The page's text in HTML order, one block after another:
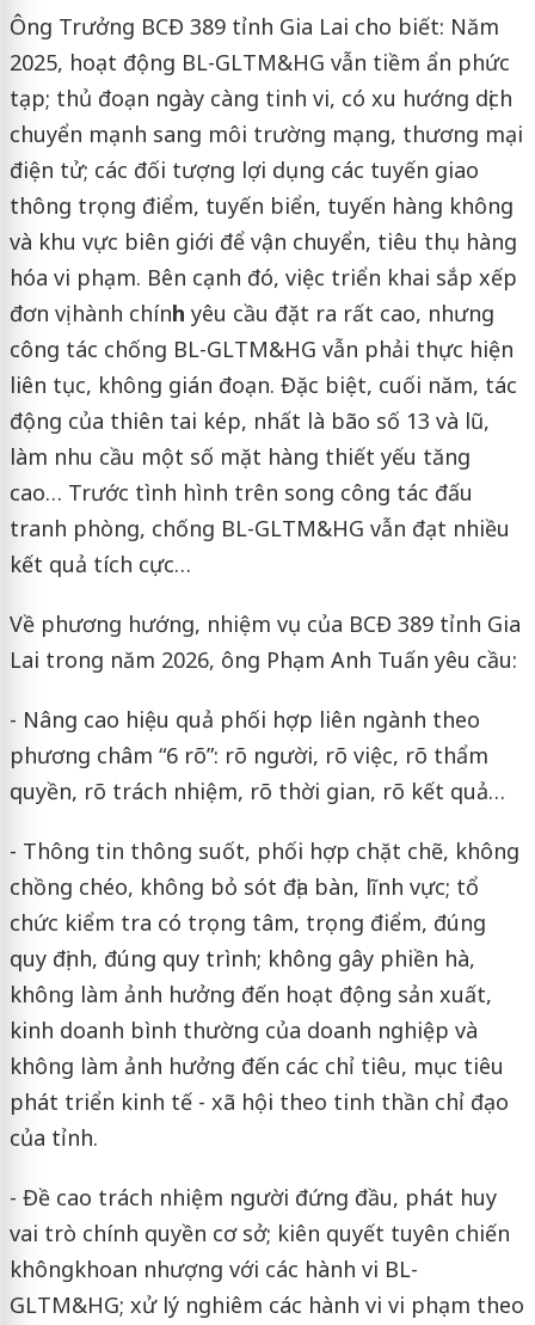
Ông Trưởng BCĐ 389 tỉnh Gia Lai cho biết: Năm
2025, hoạt động BL-GLTM&HG vẫn tiềm ẩn phức
tạp; thủ đoạn ngày càng tinh vi, có xu hướng dịch
chuyển mạnh sang môi trường mạng, thương mại
điện tử; các đối tượng lợi dụng các tuyến giao
thông trọng điểm, tuyến biển, tuyến hàng không
và khu vực biên giới để vận chuyển, tiêu thụ hàng
hóa vi phạm. Bên cạnh đó, việc triển khai sắp xếp
đơn vị hành chính yêu cầu đặt ra rất cao, nhưng
công tác chống BL-GLTM&HG vẫn phải thực hiện
liên tục, không gián đoạn. Đặc biệt, cuối năm, tác
động của thiên tai kép, nhất là bão số 13 và lũ,
làm nhu cầu một số mặt hàng thiết yếu tăng
cao… Trước tình hình trên song công tác đấu
tranh phòng, chống BL-GLTM&HG vẫn đạt nhiều
kết quả tích cực…
Về phương hướng, nhiệm vụ của BCĐ 389 tỉnh Gia
Lai trong năm 2026, ông Phạm Anh Tuấn yêu cầu:
- Nâng cao hiệu quả phối hợp liên ngành theo
phương châm “6 rõ”: rõ người, rõ việc, rõ thẩm
quyền, rõ trách nhiệm, rõ thời gian, rõ kết quả…
- Thông tin thông suốt, phối hợp chặt chẽ, không
chồng chéo, không bỏ sót địa bàn, lĩnh vực; tổ
chức kiểm tra có trọng tâm, trọng điểm, đúng
quy định, đúng quy trình; không gây phiền hà,
không làm ảnh hưởng đến hoạt động sản xuất,
kinh doanh bình thường của doanh nghiệp và
không làm ảnh hưởng đến các chỉ tiêu, mục tiêu
phát triển kinh tế - xã hội theo tinh thần chỉ đạo
của tỉnh.
- Đề cao trách nhiệm người đứng đầu, phát huy
vai trò chính quyền cơ sở; kiên quyết tuyên chiến
khôngkhoan nhượng với các hành vi BL-
GLTM&HG; xử lý nghiêm các hành vi vi phạm theo